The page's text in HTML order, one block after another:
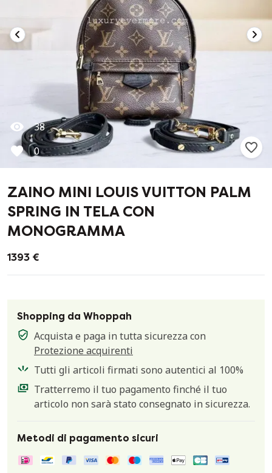
38
0
ZAINO MINI LOUIS VUITTON PALM
SPRING IN TELA CON
MONOGRAMMA
1393 €
Shopping da Whoppah
Acquista e paga in tutta sicurezza con
Protezione acquirenti
Tutti gli articoli firmati sono autentici al 100%
Tratterremo il tuo pagamento finché il tuo
articolo non sarà stato consegnato in sicurezza.
Metodi di pagamento sicuri